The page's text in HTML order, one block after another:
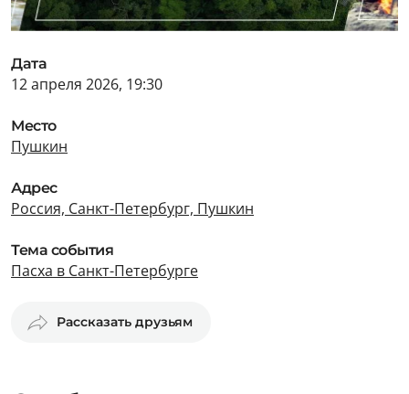
Дата
12 апреля 2026, 19:30
Место
Пушкин
Адрес
Россия, Санкт-Петербург, Пушкин
Тема события
Пасха в Санкт-Петербурге
Рассказать друзьям